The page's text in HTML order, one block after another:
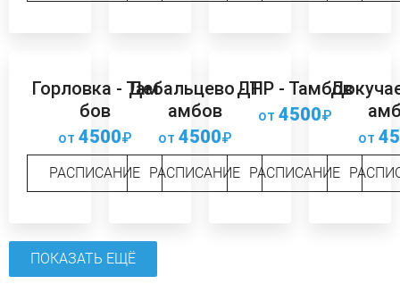
Горловка - Там
бов
от 4500₽
РАСПИСАНИЕ
Дебальцево - Т
амбов
от 4500₽
РАСПИСАНИЕ
ДНР - Тамбов
от 4500₽
РАСПИСАНИЕ
от
ПОКАЗАТЬ ЕЩЁ